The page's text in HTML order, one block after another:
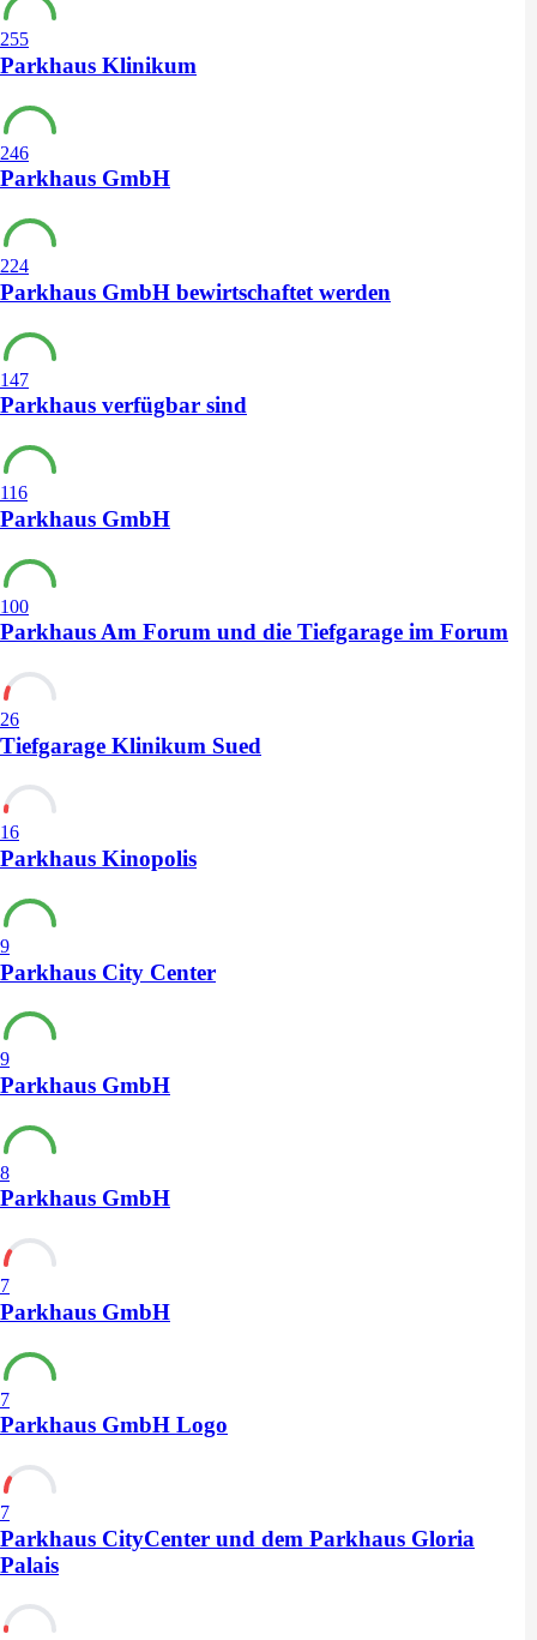
255
Parkhaus Klinikum
246
Parkhaus GmbH
224
Parkhaus GmbH bewirtschaftet werden
147
Parkhaus verfügbar sind
116
Parkhaus GmbH
100
Parkhaus Am Forum und die Tiefgarage im Forum
26
Tiefgarage Klinikum Sued
16
Parkhaus Kinopolis
9
Parkhaus City Center
9
Parkhaus GmbH
8
Parkhaus GmbH
7
Parkhaus GmbH
7
Parkhaus GmbH Logo
7
Parkhaus CityCenter und dem Parkhaus Gloria
Palais